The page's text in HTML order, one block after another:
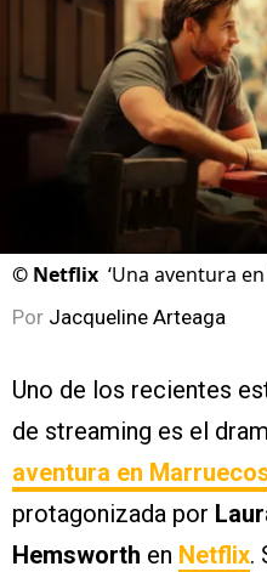
© Netflix ‘Una aventura
Por Jacqueline Arteaga
Uno de los recientes
de streaming es el
aventura en
protagonizada por
Hemsworth en Netflix.